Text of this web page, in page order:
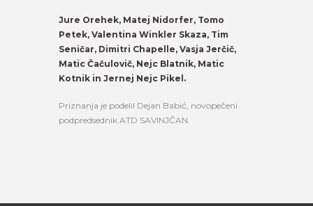
Jure Orehek, Matej Nidorfer, Tomo
Petek, Valentina Winkler Skaza, Tim
Seničar, Dimitri Chapelle, Vasja Jerčič,
Matic Čačulovič, Nejc Blatnik, Matic
Kotnik in Jernej Nejc Pikel.
Priznanja je podelil Dejan Babić, novopečeni
podpredsednik ATD SAVINJČAN.